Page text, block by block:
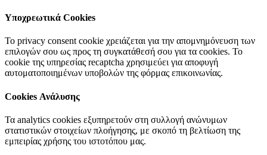
Υποχρεωτικά Cookies
Το privacy consent cookie χρειάζεται για την απομνημόνευση των
επιλογών σου ως προς τη συγκατάθεσή σου για τα cookies. Το
cookie της υπηρεσίας recaptcha χρησιμεύει για αποφυγή
αυτοματοποιημένων υποβολών της φόρμας επικοινωνίας.
Cookies Ανάλυσης
Τα analytics cookies εξυπηρετούν στη συλλογή ανώνυμων
στατιστικών στοιχείων πλοήγησης, με σκοπό τη βελτίωση της
εμπειρίας χρήσης του ιστοτόπου μας.